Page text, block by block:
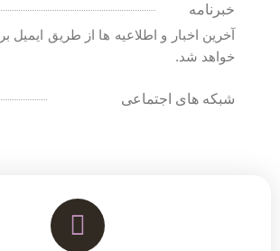
خبرنامه
آخرین اخبار و اطلاعیه ها از طریق ایمیل
خواهد شد.
شبکه های اجتماعی